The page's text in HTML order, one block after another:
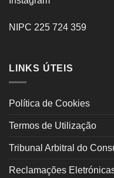
NIPC 225 724 359
LINKS ÚTEIS
Política de Cookies
Termos de Utilização
Tribunal Arbitral do
Reclamações